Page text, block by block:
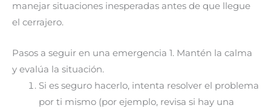
manejar situaciones inesperadas antes de que llegue
el cerrajero.
Pasos a seguir en una emergencia 1. Mantén la calma
y evalúa la situación.
Si es seguro hacerlo, intenta resolver el problema
por ti mismo (por ejemplo, revisa si hay una